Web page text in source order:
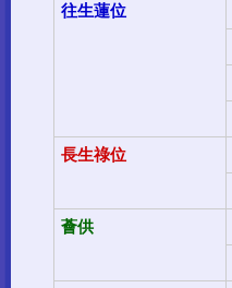
往生蓮位
長生祿位
薈供